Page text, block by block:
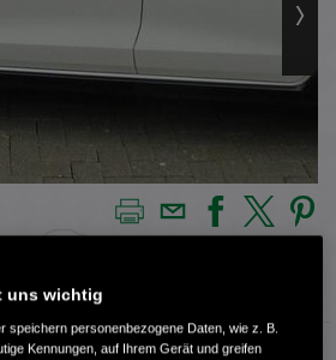
platinum weiß
8.500 km
uns wichtig
speichern personenbezogene Daten, wie z. B.
Kennungen, auf Ihrem Gerät und greifen